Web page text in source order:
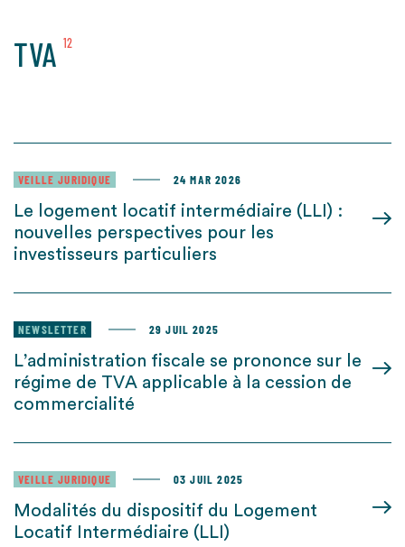
TVA 12
VEILLE JURIDIQUE 24 MAR 2026
Le logement locatif intermédiaire (LLI) :
nouvelles perspectives pour les
investisseurs particuliers
NEWSLETTER 29 JUIL 2025
L’administration fiscale se prononce sur le
régime de TVA applicable à la cession de
commercialité
VEILLE JURIDIQUE 03 JUIL 2025
Modalités du dispositif du Logement
Locatif Intermédiaire (LLI)